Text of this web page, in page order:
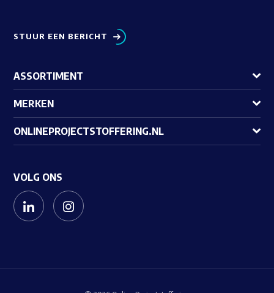
STUUR EEN BERICHT
ASSORTIMENT
MERKEN
ONLINEPROJECTSTOFFERING.NL
VOLG ONS